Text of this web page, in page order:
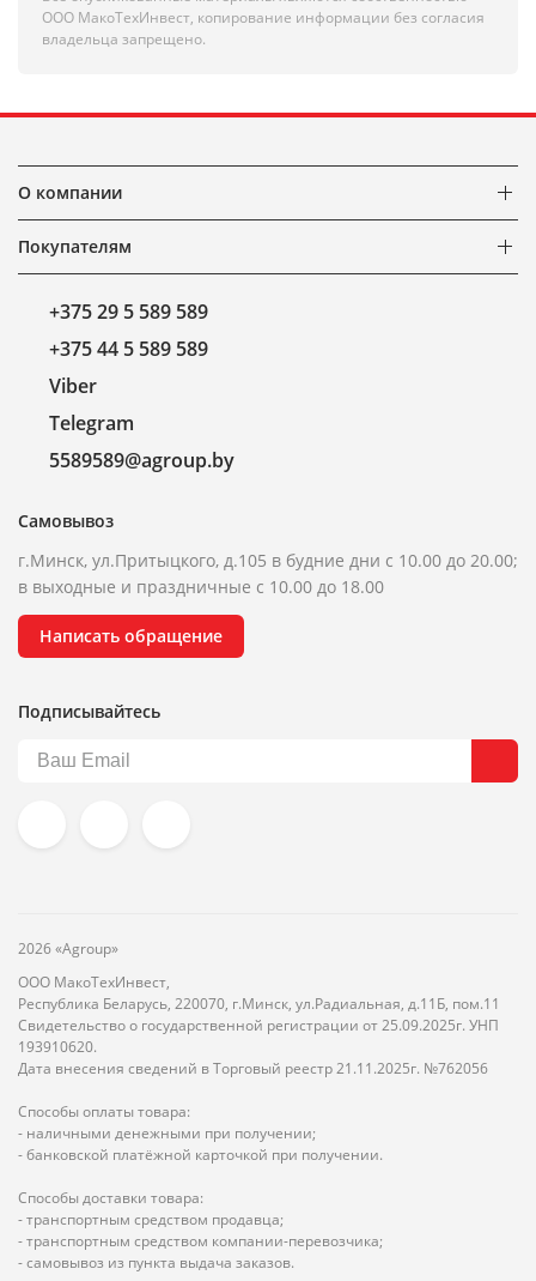
ООО МакоТехИнвест, копирование информации без согласия
владельца запрещено.
О компании
Покупателям
+375 29 5 589 589
+375 44 5 589 589
Viber
Telegram
5589589@agroup.by
Самовывоз
г.Минск, ул.Притыцкого, д.105 в будние дни с 10.00 до 20.00;
в выходные и праздничные с 10.00 до 18.00
Написать обращение
Подписывайтесь
2026 «Agroup»
ООО МакоТехИнвест,
Республика Беларусь, 220070, г.Минск, ул.Радиальная, д.11Б, пом.11
Свидетельство о государственной регистрации от 25.09.2025г. УНП
193910620.
Дата внесения сведений в Торговый реестр 21.11.2025г. №762056
Способы оплаты товара:
- наличными денежными при получении;
- банковской платёжной карточкой при получении.
Способы доставки товара:
- транспортным средством продавца;
- транспортным средством компании-перевозчика;
- самовывоз из пункта выдача заказов.